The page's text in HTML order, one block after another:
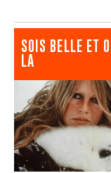
SOIS BELLE ET
LA